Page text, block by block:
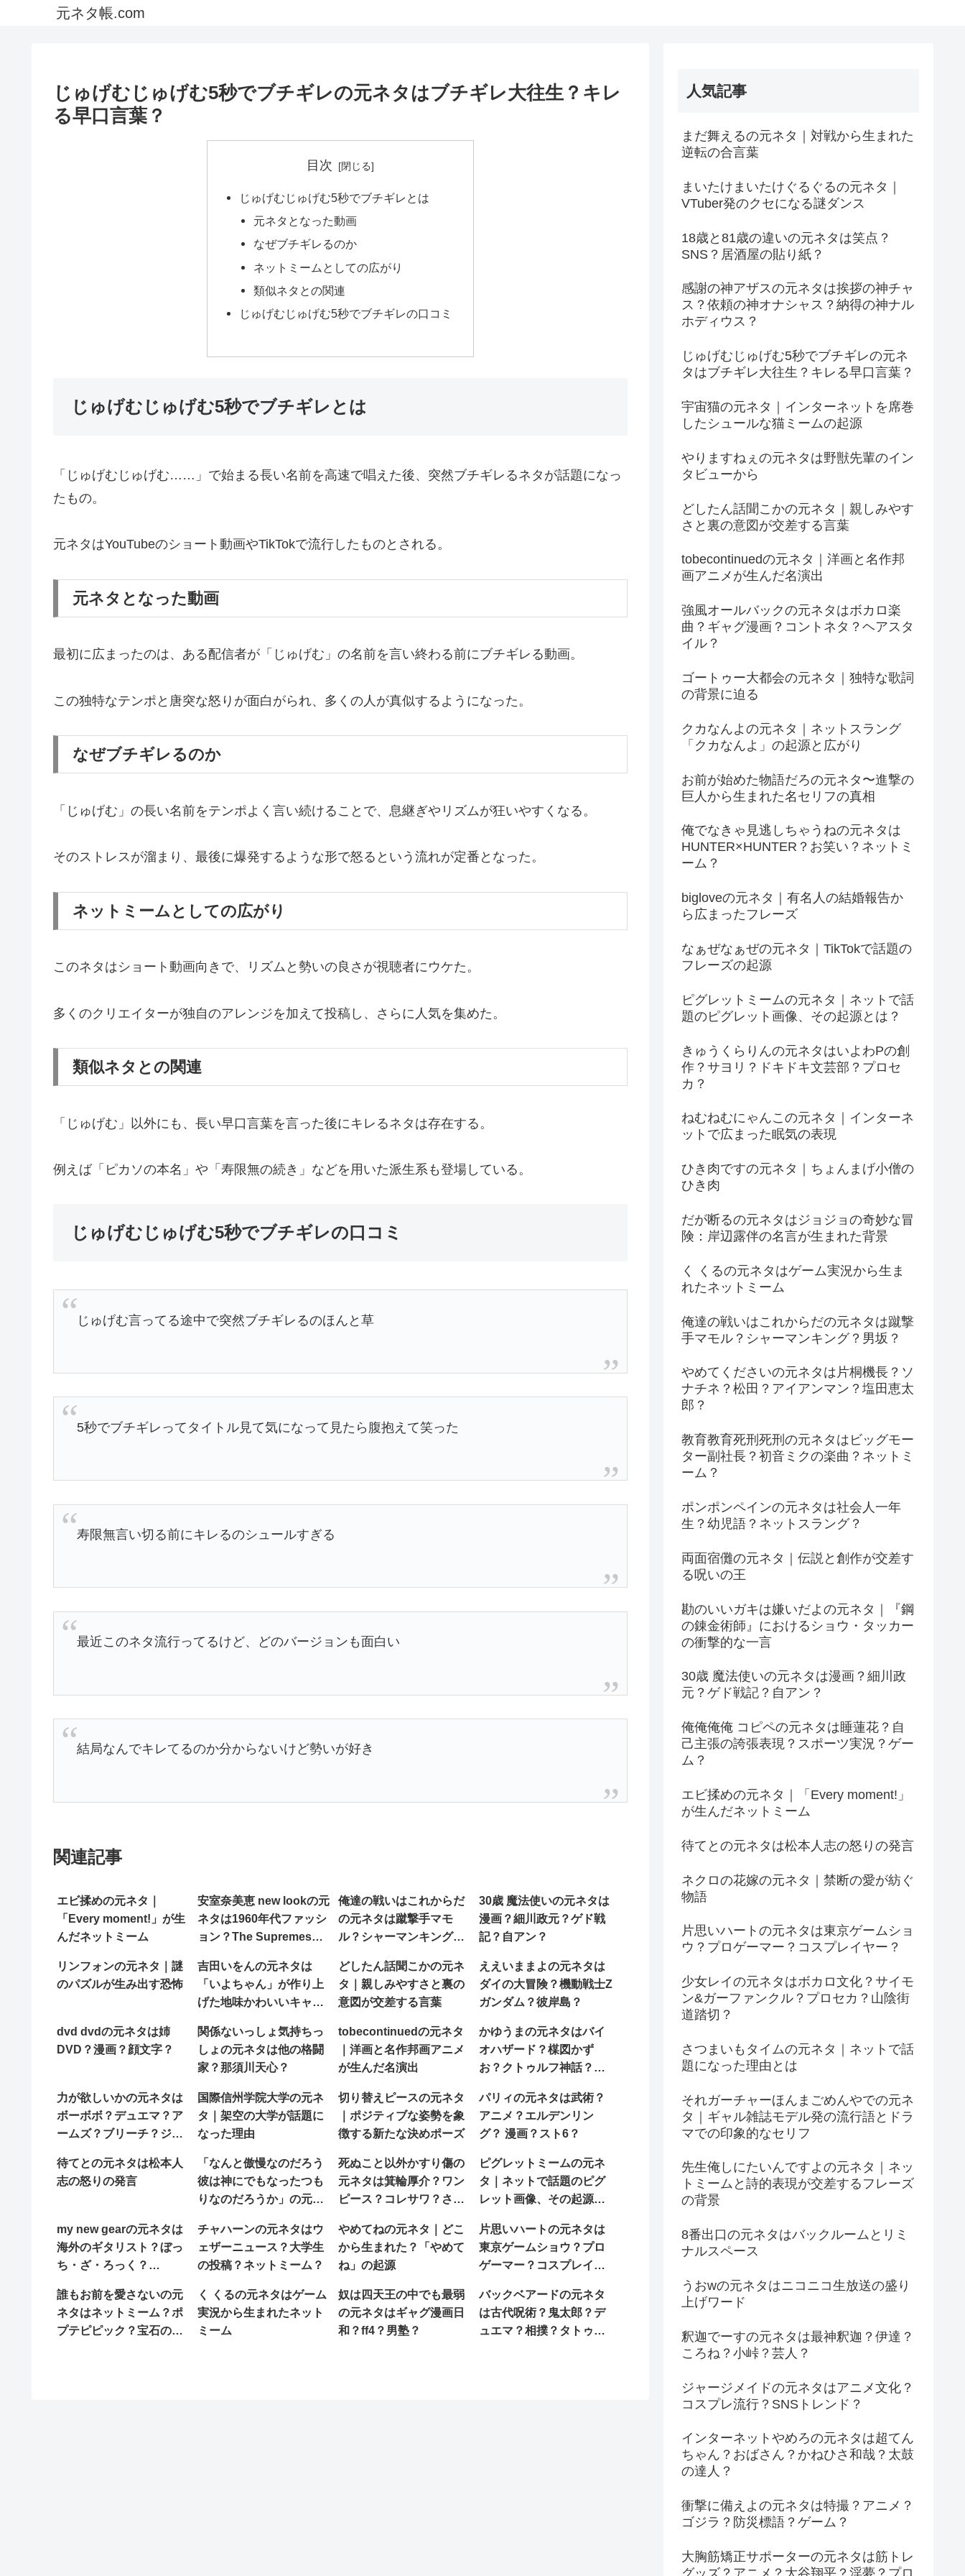
元ネタ帳.com
じゅげむじゅげむ5秒でブチギレの元ネタはブチギレ大往生？キレ
る早口言葉？
目次
じゅげむじゅげむ5秒でブチギレとは
元ネタとなった動画
なぜブチギレるのか
ネットミームとしての広がり
類似ネタとの関連
じゅげむじゅげむ5秒でブチギレの口コミ
じゅげむじゅげむ5秒でブチギレとは
「じゅげむじゅげむ……」で始まる長い名前を高速で唱えた後、突然ブチギレるネタが話題になっ
たもの。
元ネタはYouTubeのショート動画やTikTokで流行したものとされる。
元ネタとなった動画
最初に広まったのは、ある配信者が「じゅげむ」の名前を言い終わる前にブチギレる動画。
この独特なテンポと唐突な怒りが面白がられ、多くの人が真似するようになった。
なぜブチギレるのか
「じゅげむ」の長い名前をテンポよく言い続けることで、息継ぎやリズムが狂いやすくなる。
そのストレスが溜まり、最後に爆発するような形で怒るという流れが定番となった。
ネットミームとしての広がり
このネタはショート動画向きで、リズムと勢いの良さが視聴者にウケた。
多くのクリエイターが独自のアレンジを加えて投稿し、さらに人気を集めた。
類似ネタとの関連
「じゅげむ」以外にも、長い早口言葉を言った後にキレるネタは存在する。
例えば「ピカソの本名」や「寿限無の続き」などを用いた派生系も登場している。
じゅげむじゅげむ5秒でブチギレの口コミ
じゅげむ言ってる途中で突然ブチギレるのほんと草
5秒でブチギレってタイトル見て気になって見たら腹抱えて笑った
寿限無言い切る前にキレるのシュールすぎる
最近このネタ流行ってるけど、どのバージョンも面白い
結局なんでキレてるのか分からないけど勢いが好き
関連記事
エビ揉めの元ネタ｜
「Every moment!」が生
んだネットミーム
安室奈美恵 new lookの元
ネタは1960年代ファッシ
ョン？The Supremes？
俺達の戦いはこれからだ
の元ネタは蹴撃手マモ
ル？シャーマンキング？
30歳 魔法使いの元ネタは
漫画？細川政元？ゲド戦
記？自アン？
リンフォンの元ネタ｜謎
のパズルが生み出す恐怖
吉田いをんの元ネタは
「いよちゃん」が作り上
げた地味かわいいキャラ
どしたん話聞こかの元ネ
タ｜親しみやすさと裏の
意図が交差する言葉
ええいままよの元ネタは
ダイの大冒険？機動戦士Z
ガンダム？彼岸島？
dvd dvdの元ネタは姉
DVD？漫画？顔文字？
関係ないっしょ気持ちっ
しょの元ネタは他の格闘
家？那須川天心？
tobecontinuedの元ネタ
｜洋画と名作邦画アニメ
が生んだ名演出
かゆうまの元ネタはバイ
オハザード？楳図かず
お？クトゥルフ神話？実
力が欲しいかの元ネタは
ボーボボ？デュエマ？ア
ームズ？ブリーチ？ジャ
国際信州学院大学の元ネ
タ｜架空の大学が話題に
なった理由
切り替えピースの元ネタ
｜ポジティブな姿勢を象
徴する新たな決めポーズ
パリィの元ネタは武術？
アニメ？エルデンリン
グ？ 漫画？スト6？
待てとの元ネタは松本人
志の怒りの発言
「なんと傲慢なのだろう
彼は神にでもなったつも
りなのだろうか」の元ネ
死ぬこと以外かすり傷の
元ネタは箕輪厚介？ワン
ピース？コレサワ？さん
ピグレットミームの元ネ
タ｜ネットで話題のピグ
レット画像、その起源と
my new gearの元ネタは
海外のギタリスト？ぼっ
ち・ざ・ろっく？
チャハーンの元ネタはウ
ェザーニュース？大学生
の投稿？ネットミーム？
やめてねの元ネタ｜どこ
から生まれた？「やめて
ね」の起源
片思いハートの元ネタは
東京ゲームショウ？プロ
ゲーマー？コスプレイヤ
誰もお前を愛さないの元
ネタはネットミーム？ポ
プテピピック？宝石の
く くるの元ネタはゲーム
実況から生まれたネット
ミーム
奴は四天王の中でも最弱
の元ネタはギャグ漫画日
和？ff4？男塾？
バックベアードの元ネタ
は古代呪術？鬼太郎？デ
ュエマ？相撲？タトゥ
人気記事
まだ舞えるの元ネタ｜対戦から生まれた
逆転の合言葉
まいたけまいたけぐるぐるの元ネタ｜
VTuber発のクセになる謎ダンス
18歳と81歳の違いの元ネタは笑点？
SNS？居酒屋の貼り紙？
感謝の神アザスの元ネタは挨拶の神チャ
ス？依頼の神オナシャス？納得の神ナル
ホディウス？
じゅげむじゅげむ5秒でブチギレの元ネ
タはブチギレ大往生？キレる早口言葉？
宇宙猫の元ネタ｜インターネットを席巻
したシュールな猫ミームの起源
やりますねぇの元ネタは野獣先輩のイン
タビューから
どしたん話聞こかの元ネタ｜親しみやす
さと裏の意図が交差する言葉
tobecontinuedの元ネタ｜洋画と名作邦
画アニメが生んだ名演出
強風オールバックの元ネタはボカロ楽
曲？ギャグ漫画？コントネタ？ヘアスタ
イル？
ゴートゥー大都会の元ネタ｜独特な歌詞
の背景に迫る
クカなんよの元ネタ｜ネットスラング
「クカなんよ」の起源と広がり
お前が始めた物語だろの元ネタ〜進撃の
巨人から生まれた名セリフの真相
俺でなきゃ見逃しちゃうねの元ネタは
HUNTER×HUNTER？お笑い？ネットミ
ーム？
bigloveの元ネタ｜有名人の結婚報告か
ら広まったフレーズ
なぁぜなぁぜの元ネタ｜TikTokで話題の
フレーズの起源
ピグレットミームの元ネタ｜ネットで話
題のピグレット画像、その起源とは？
きゅうくらりんの元ネタはいよわPの創
作？サヨリ？ドキドキ文芸部？プロセ
カ？
ねむねむにゃんこの元ネタ｜インターネ
ットで広まった眠気の表現
ひき肉ですの元ネタ｜ちょんまげ小僧の
ひき肉
だが断るの元ネタはジョジョの奇妙な冒
険：岸辺露伴の名言が生まれた背景
く くるの元ネタはゲーム実況から生ま
れたネットミーム
俺達の戦いはこれからだの元ネタは蹴撃
手マモル？シャーマンキング？男坂？
やめてくださいの元ネタは片桐機長？ソ
ナチネ？松田？アイアンマン？塩田恵太
郎？
教育教育死刑死刑の元ネタはビッグモー
ター副社長？初音ミクの楽曲？ネットミ
ーム？
ポンポンペインの元ネタは社会人一年
生？幼児語？ネットスラング？
両面宿儺の元ネタ｜伝説と創作が交差す
る呪いの王
勘のいいガキは嫌いだよの元ネタ｜『鋼
の錬金術師』におけるショウ・タッカー
の衝撃的な一言
30歳 魔法使いの元ネタは漫画？細川政
元？ゲド戦記？自アン？
俺俺俺俺 コピペの元ネタは睡蓮花？自
己主張の誇張表現？スポーツ実況？ゲー
ム？
エビ揉めの元ネタ｜「Every moment!」
が生んだネットミーム
待てとの元ネタは松本人志の怒りの発言
ネクロの花嫁の元ネタ｜禁断の愛が紡ぐ
物語
片思いハートの元ネタは東京ゲームショ
ウ？プロゲーマー？コスプレイヤー？
少女レイの元ネタはボカロ文化？サイモ
ン&ガーファンクル？プロセカ？山陰街
道踏切？
さつまいもタイムの元ネタ｜ネットで話
題になった理由とは
それガーチャーほんまごめんやでの元ネ
タ｜ギャル雑誌モデル発の流行語とドラ
マでの印象的なセリフ
先生俺しにたいんですよの元ネタ｜ネッ
トミームと詩的表現が交差するフレーズ
の背景
8番出口の元ネタはバックルームとリミ
ナルスペース
うおwの元ネタはニコニコ生放送の盛り
上げワード
釈迦でーすの元ネタは最神釈迦？伊達？
ころね？小峠？芸人？
ジャージメイドの元ネタはアニメ文化？
コスプレ流行？SNSトレンド？
インターネットやめろの元ネタは超てん
ちゃん？おばさん？かねひさ和哉？太鼓
の達人？
衝撃に備えよの元ネタは特撮？アニメ？
ゴジラ？防災標語？ゲーム？
大胸筋矯正サポーターの元ネタは筋トレ